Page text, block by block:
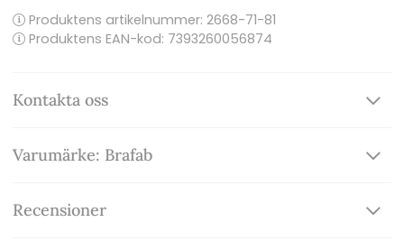
Produktens artikelnummer: 2668-71-81
Produktens EAN-kod: 7393260056874
Kontakta oss
Varumärke: Brafab
Recensioner